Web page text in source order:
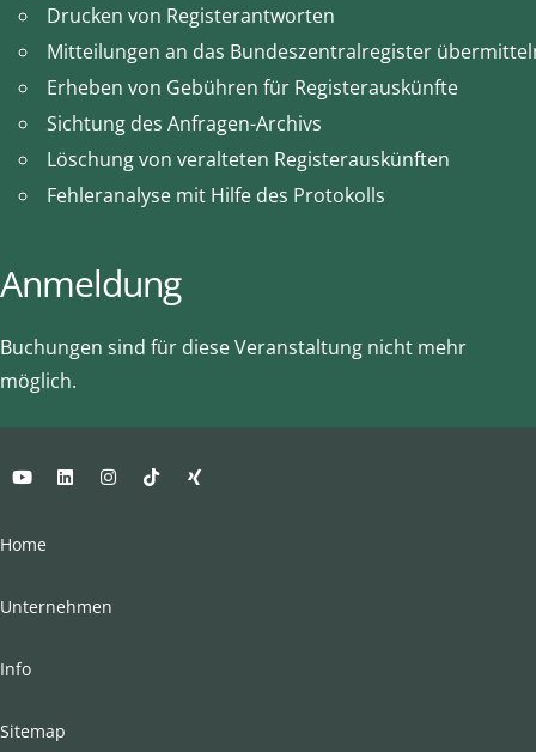
Drucken von Registerantworten
Mitteilungen an das Bundeszentralregister
Erheben von Gebühren für Registerauskünfte
Sichtung des Anfragen-Archivs
Löschung von veralteten Registerauskünften
Fehleranalyse mit Hilfe des Protokolls
Anmeldung
Buchungen sind für diese Veranstaltung nicht mehr
möglich.
Home
Unternehmen
Info
Sitemap